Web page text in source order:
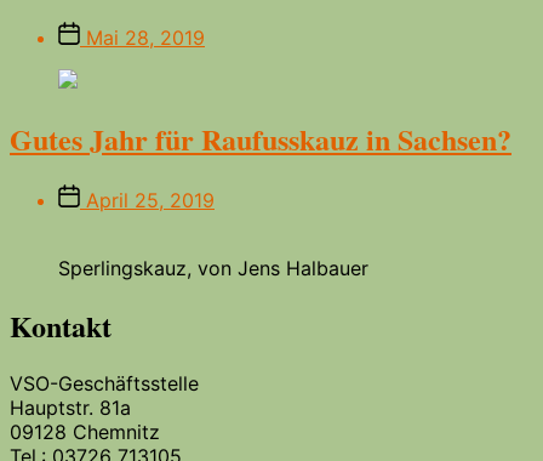
Beitragsdatum
Mai 28, 2019
Gutes Jahr für Raufusskauz in Sachsen?
Beitragsdatum
April 25, 2019
Sperlingskauz, von Jens Halbauer
Kontakt
VSO-Geschäftsstelle
Hauptstr. 81a
09128 Chemnitz